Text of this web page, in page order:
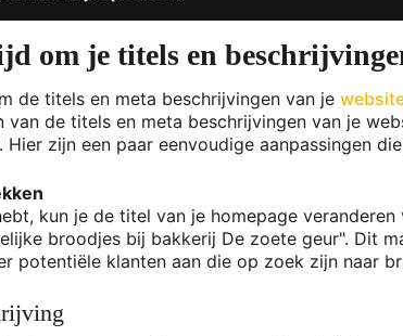
om je titels en
de titels en meta beschrijvingen van je
van de titels en meta beschrijvingen van je
zijn een paar eenvoudige aanpassingen
kun je de titel van je homepage veranderen
broodjes bij bakkerij De zoete geur". Dit
potentiële klanten aan die op zoek zijn naar